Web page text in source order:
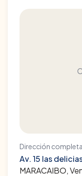
Dirección
Av. 15 las
MARACAIBO,